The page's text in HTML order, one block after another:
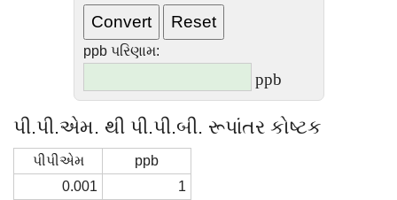
ppb પરિણામ:
ppb
પી.પી.એમ. થી પી.પી.બી. રૂપાંતર કોષ્ટક
પીપીએમ
ppb
0.001
1